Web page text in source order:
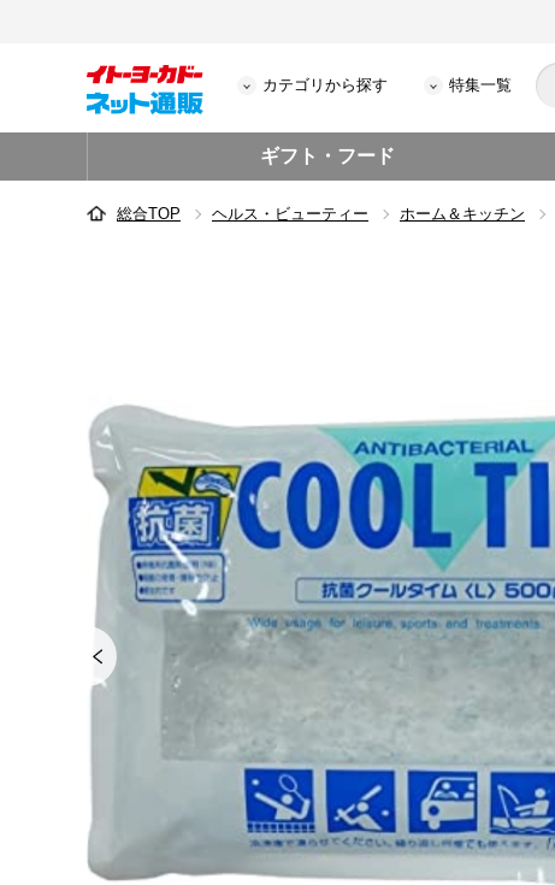
カテゴリから探す 特集一覧
ギフト・フード
総合TOP ヘルス・ビューティー ホーム＆キッチン